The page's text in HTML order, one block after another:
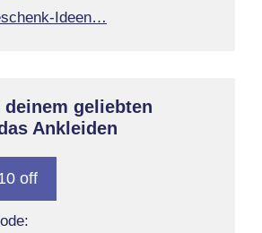
Ideen…
deinem geliebten
Ankleiden
off